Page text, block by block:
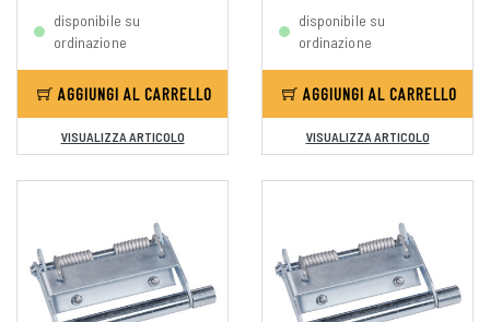
disponibile su
ordinazione
AGGIUNGI AL CARRELLO
VISUALIZZA ARTICOLO
disponibile su
ordinazione
AGGIUNGI AL CARRELLO
VISUALIZZA ARTICOLO